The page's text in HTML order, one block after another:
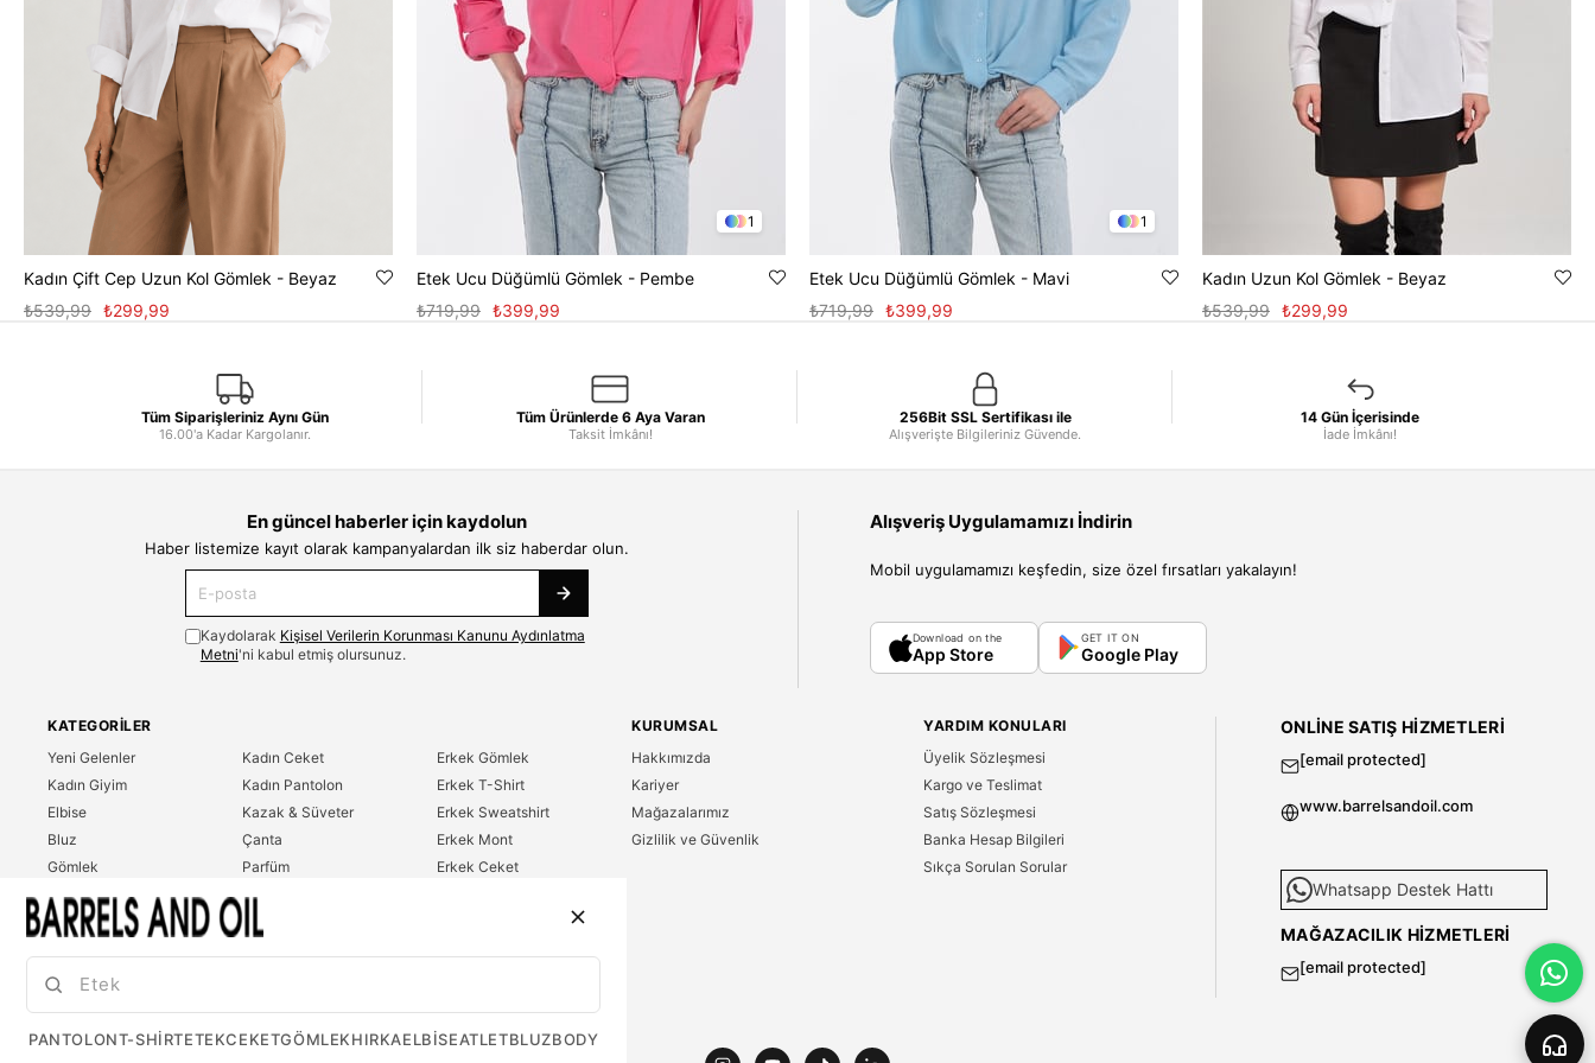
Kadın Çift Cep Uzun Kol Gömlek - Beyaz
₺299,99
₺539,99
1
Etek Ucu Düğümlü Gömlek - Pembe
₺399,99
₺719,99
1
Etek Ucu Düğümlü Gömlek - Mavi
₺399,99
₺719,99
Kadın Uzun Kol Gömlek - Beyaz
₺299,99
₺539,99
Tüm Siparişleriniz Aynı Gün
16.00'a Kadar Kargolanır.
Tüm Ürünlerde 6 Aya Varan
Taksit İmkânı!
256Bit SSL Sertifikası ile
Alışverişte Bilgileriniz Güvende.
14 Gün İçerisinde
İade İmkânı!
En güncel haberler için kaydolun
Haber listemize kayıt olarak kampanyalardan ilk siz haberdar olun.
Kaydolarak Kişisel Verilerin Korunması Kanunu Aydınlatma
Metni'ni kabul etmiş olursunuz.
Alışveriş Uygulamamızı İndirin
Mobil uygulamamızı keşfedin, size özel fırsatları yakalayın!
Download on the
App Store
GET IT ON
Google Play
KATEGORILER
Yeni Gelenler
Kadın Giyim
Elbise
Bluz
Gömlek
T-Shirt
Sweatshirt
Kadın Ceket
Kadın Pantolon
Kazak & Süveter
Çanta
Parfüm
Erkek Giyim
Erkek Gömlek
Erkek T-Shirt
Erkek Sweatshirt
Erkek Mont
Erkek Ceket
KURUMSAL
Hakkımızda
Kariyer
Mağazalarımız
Gizlilik ve Güvenlik
YARDIM KONULARI
Üyelik Sözleşmesi
Kargo ve Teslimat
Satış Sözleşmesi
Banka Hesap Bilgileri
Sıkça Sorulan Sorular
ONLINE SATIŞ HIZMETLERI
[email protected]
www.barrelsandoil.com
Whatsapp Destek Hattı
MAĞAZACILIK HIZMETLERI
[email protected]
PANTOLONT-SHIRTETEKCEKETGÖMLEKHIRKAELBISEATLETBLUZBODY